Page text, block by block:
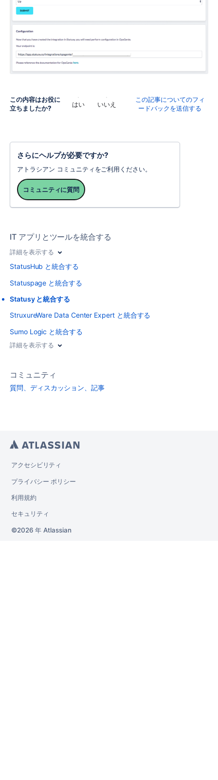
この内容はお役に
立ちましたか?
はい いいえ
この記事についてのフィ
ードバックを送信する
さらにヘルプが必要ですか?
アトラシアン コミュニティをご利用ください。
コミュニティに質問
IT アプリとツールを統合する
詳細を表示する
StatusHub と統合する
Statuspage と統合する
Statusy と統合する
StruxureWare Data Center Expert と統合する
Sumo Logic と統合する
詳細を表示する
コミュニティ
質問、ディスカッション、記事
アクセシビリティ
プライバシー ポリシー
利用規約
セキュリティ
2026 年 Atlassian